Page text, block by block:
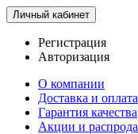
Личный кабинет
Регистрация
Авторизация
О компании
Доставка и оплата
Гарантия качества
Акции и